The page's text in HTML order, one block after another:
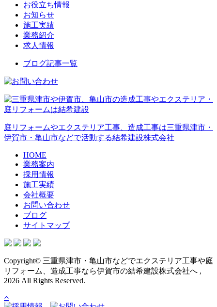
お役立ち情報
お知らせ
施工実績
業務紹介
求人情報
ブログ記事一覧
庭リフォームやエクステリア工事、造成工事は三重県津市・
伊賀市・亀山市などで活動する結希建設株式会社
HOME
業務案内
採用情報
施工実績
会社概要
お問い合わせ
ブログ
サイトマップ
Copyright© 三重県津市・亀山市などでエクステリア工事や庭
リフォーム、造成工事なら伊賀市の結希建設株式会社へ ,
2026 All Rights Reserved.